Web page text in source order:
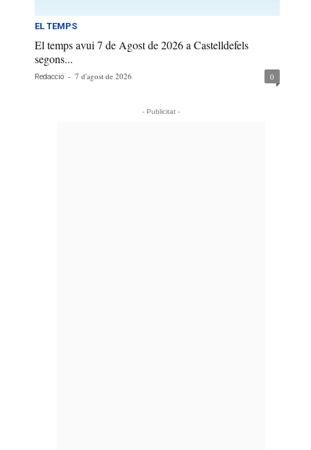
EL TEMPS
El temps avui 7 de Agost de 2026 a Castelldefels
segons...
Redacció - 7 d'agost de 2026 0
- Publicitat -